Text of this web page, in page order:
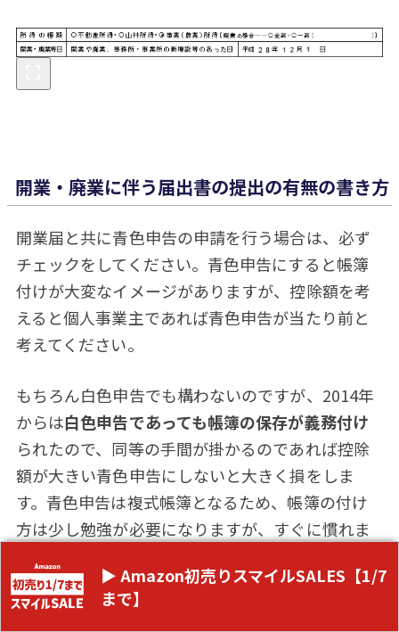
開業・廃業に伴う届出書の提出の有無の書き方
開業届と共に青色申告の申請を行う場合は、必ず
チェックをしてください。青色申告にすると帳簿
付けが大変なイメージがありますが、控除額を考
えると個人事業主であれば青色申告が当たり前と
考えてください。
もちろん白色申告でも構わないのですが、2014年
からは白色申告であっても帳簿の保存が義務付け
られたので、同等の手間が掛かるのであれば控除
額が大きい青色申告にしないと大きく損をしま
す。青色申告は複式帳簿となるため、帳簿の付け
方は少し勉強が必要になりますが、すぐに慣れま
帳簿付けも今はクラウド上（インターネット上）
▶ Amazon初売りスマイルSALES【1/7
まで】